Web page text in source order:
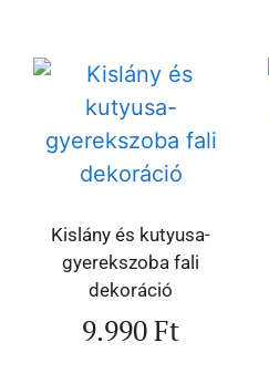
Kislány és kutyusa-
gyerekszoba fali
dekoráció
9.990Ft